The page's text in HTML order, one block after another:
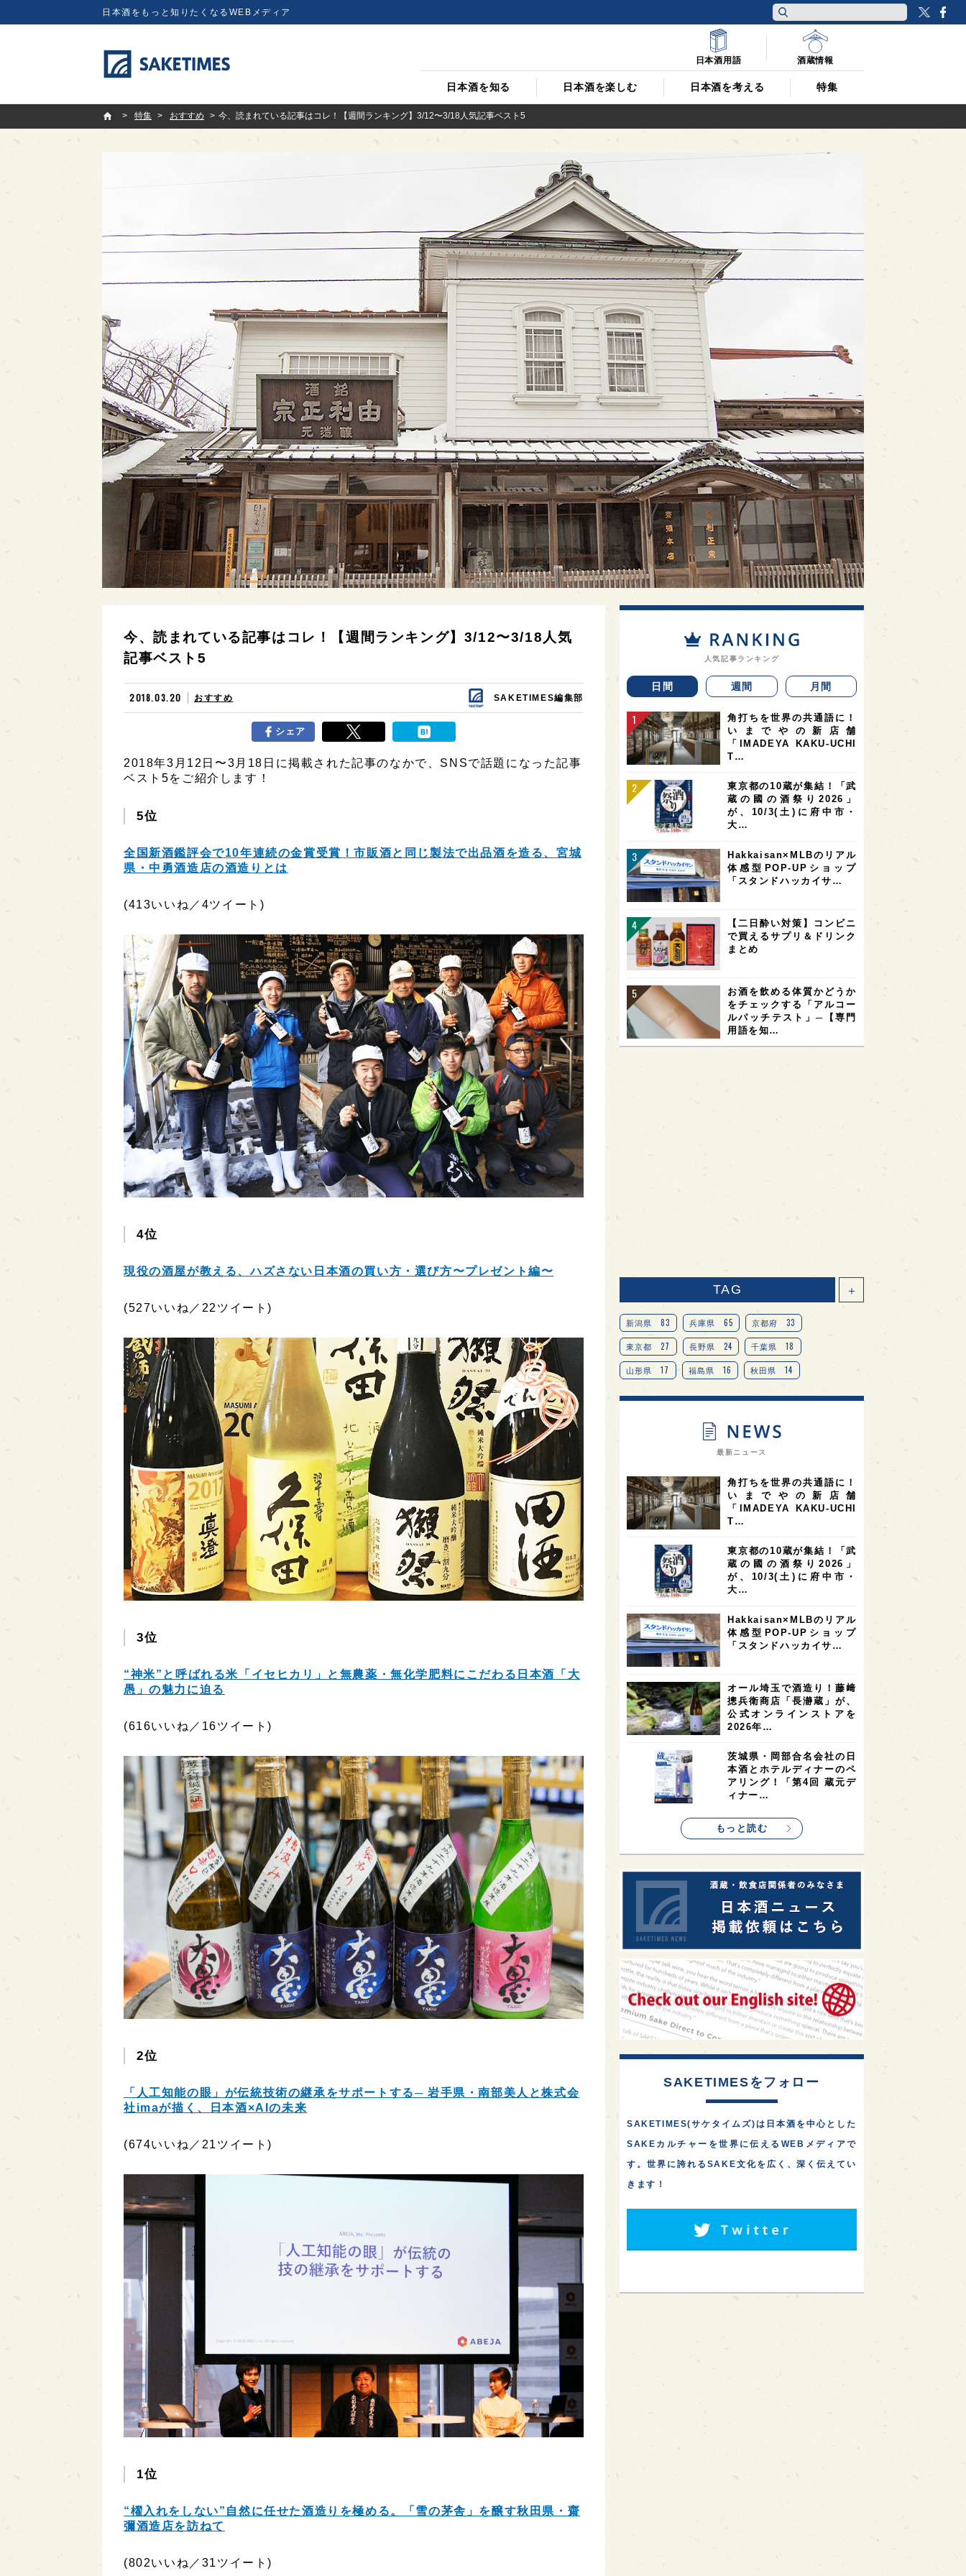
日本酒をもっと知りたくなるWEBメディア
日本酒を知る 日本酒を楽しむ 日本酒を考える 特集
日本酒用語 酒蔵情報
SAKETIMES
特集
おすすめ 今、読まれている記事はコレ！【週間ランキング】3/12〜3/18人気記事ベスト5
今、読まれている記事はコレ！【週間ランキング】3/12〜3/18人気
記事ベスト5
2018.03.20 おすすめ SAKETIMES編集部
シェア
2018年3月12日〜3月18日に掲載された記事のなかで、SNSで話題になった記事
ベスト5をご紹介します！
5位
全国新酒鑑評会で10年連続の金賞受賞！市販酒と同じ製法で出品酒を造る、宮城
県・中勇酒造店の酒造りとは
(413いいね／4ツイート)
4位
現役の酒屋が教える、ハズさない日本酒の買い方・選び方〜プレゼント編〜
(527いいね／22ツイート)
3位
“神米”と呼ばれる米「イセヒカリ」と無農薬・無化学肥料にこだわる日本酒「大
愚」の魅力に迫る
(616いいね／16ツイート)
2位
「人工知能の眼」が伝統技術の継承をサポートする─ 岩手県・南部美人と株式会
社imaが描く、日本酒×AIの未来
(674いいね／21ツイート)
1位
“櫂入れをしない”自然に任せた酒造りを極める。「雪の茅舎」を醸す秋田県・齋
彌酒造店を訪ねて
(802いいね／31ツイート)
人気記事ランキング
日間 週間 月間
角打ちを世界の共通語に！
いまでやの新店舗
「IMADEYA KAKU-UCHI
T…
東京都の10蔵が集結！「武
蔵の國の酒祭り2026」
が、10/3(土)に府中市・
大…
Hakkaisan×MLBのリアル
体感型POP-UPショップ
「スタンドハッカイサ…
【二日酔い対策】コンビニ
で買えるサプリ＆ドリンク
まとめ
お酒を飲める体質かどうか
をチェックする「アルコー
ルパッチテスト」─【専門
用語を知…
TAG ＋
新潟県 83 兵庫県 65 京都府 33
東京都 27 長野県 24 千葉県 18
山形県 17 福島県 16 秋田県 14
愛知県 14 宮城県 14 岐阜県 13
オピニオンリーダーの視点 9
石川県 7 奈良県 7 滋賀県 7 和歌山県 6
富山県 6 フランス 6 高知県 5 島根県 5
4 アメリカ 4 神奈川県 4
4 三重県 3 3
オーストラリア 2 台湾 2 アジア 2
SAKEの時代を生きる 2
全蔵めぐり 1 シンガポール 1 カナダ 1
群馬県 1 熊本県 1 徳島県
イギリス ノルウェー 1 新宿区
歌舞伎町 1 沖縄県 1 鳥取県 1
saketimes_image_4
最新ニュース
角打ちを世界の共通語に！
いまでやの新店舗
「IMADEYA KAKU-UCHI
T…
東京都の10蔵が集結！「武
蔵の國の酒祭り2026」
が、10/3(土)に府中市・
大…
Hakkaisan×MLBのリアル
体感型POP-UPショップ
「スタンドハッカイサ…
オール埼玉で酒造り！藤﨑
摠兵衛商店「長瀞蔵」が、
公式オンラインストアを
2026年…
茨城県・岡部合名会社の日
本酒とホテルディナーのペ
アリング！「第4回 蔵元デ
ィナー…
もっと読む
SAKETIMESをフォロー
SAKETIMES(サケタイムズ)は日本酒を中心とした
SAKEカルチャーを世界に伝えるWEBメディアで
す。世界に誇れるSAKE文化を広く、深く伝えてい
きます！